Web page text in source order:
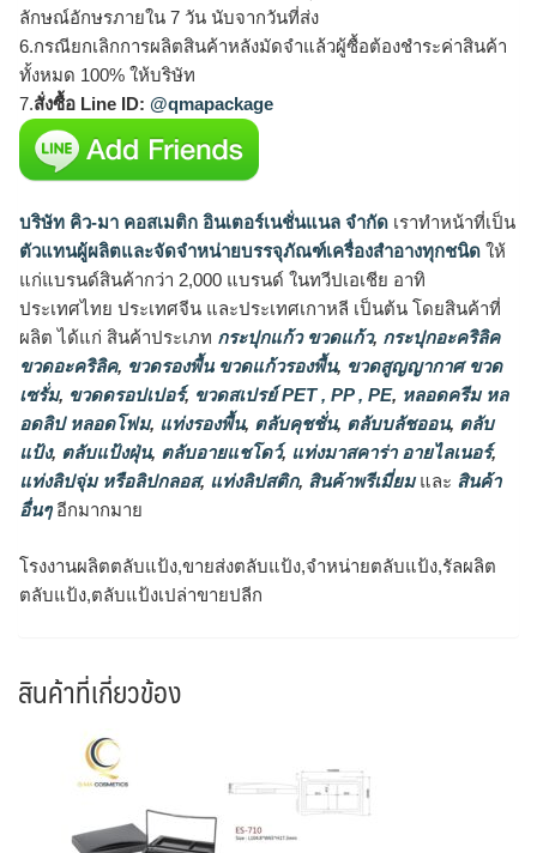
ลักษณ์อักษรภายใน 7 วัน นับจากวันที่ส่ง
6.กรณียกเลิกการผลิตสินค้าหลังมัดจำแล้วผู้ซื้อต้องชำระค่าสินค้า
ทั้งหมด 100% ให้บริษัท
7.สั่งซื้อ Line ID: @qmapackage
บริษัท คิว-มา คอสเมติก อินเตอร์เนชั่นแนล จำกัด เราทำหน้าที่เป็น
ตัวแทนผู้ผลิตและจัดจำหน่ายบรรจุภัณฑ์เครื่องสำอางทุกชนิด ให้
แก่แบรนด์สินค้ากว่า 2,000 แบรนด์ ในทวีปเอเชีย อาทิ
ประเทศไทย ประเทศจีน และประเทศเกาหลี เป็นต้น โดยสินค้าที่
ผลิต ได้แก่ สินค้าประเภท กระปุกแก้ว ขวดแก้ว, กระปุกอะคริลิค
ขวดอะคริลิค, ขวดรองพื้น ขวดแก้วรองพื้น, ขวดสูญญากาศ ขวด
เซรั่ม, ขวดดรอปเปอร์, ขวดสเปรย์ PET , PP , PE, หลอดครีม หล
อดลิป หลอดโฟม, แท่งรองพื้น, ตลับคุชชั่น, ตลับบลัชออน, ตลับ
แป้ง, ตลับแป้งฝุ่น, ตลับอายแชโดว์, แท่งมาสคาร่า อายไลเนอร์,
แท่งลิปจุ่ม หรือลิปกลอส, แท่งลิปสติก, สินค้าพรีเมี่ยมและ สินค้า
อื่นๆอีกมากมาย
โรงงานผลิตตลับแป้ง,ขายส่งตลับแป้ง,จำหน่ายตลับแป้ง,รัลผลิต
ตลับแป้ง,ตลับแป้งเปล่าขายปลีก
สินค้าที่เกี่ยวข้อง